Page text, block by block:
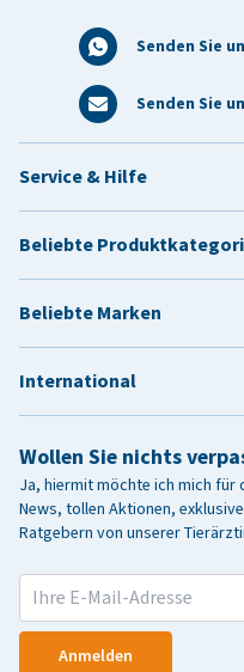
Senden Sie
Senden Sie
Wollen Sie nichts
Ja, hiermit möchte ich mich für
News, tollen Aktionen,
Ratgebern von unserer
Anmelden
Service & Hilfe
Beliebte
Beliebte Marken
International